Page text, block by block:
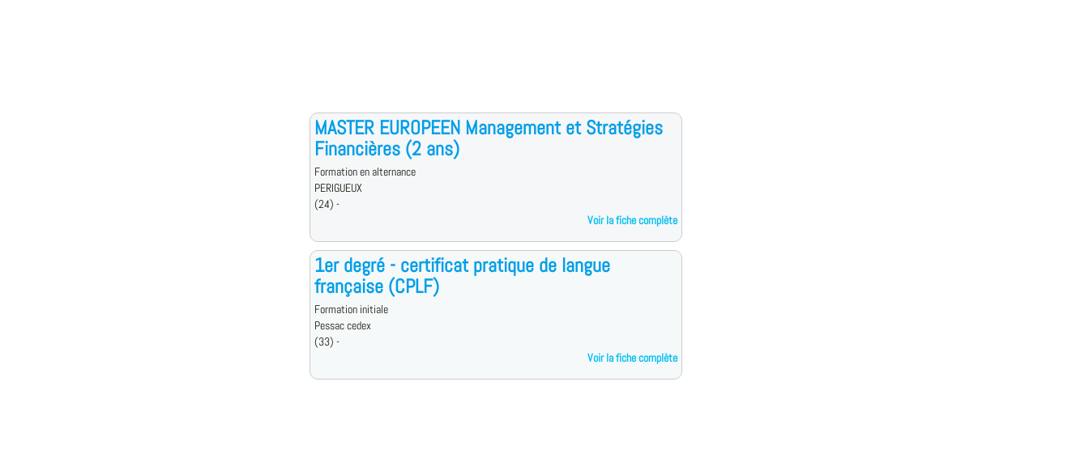
MASTER EUROPEEN Management et Stratégies
Financières (2 ans)
Formation en alternance
PERIGUEUX
(24) -
Voir la fiche complète
1er degré - certificat pratique de langue
française (CPLF)
Formation initiale
Pessac cedex
(33) -
Voir la fiche complète